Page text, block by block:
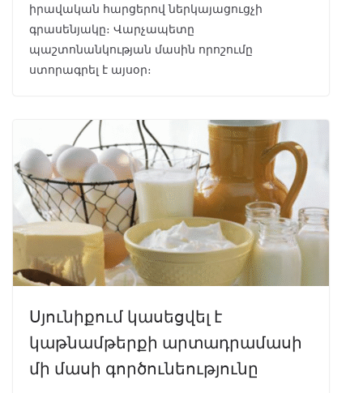
իրավական հարցերով ներկայացուցչի
գրասենյակը։ Վարչապետը
պաշտոնանկության մասին որոշումը
ստորագրել է այսօր։
Սյունիքում կասեցվել է
կաթնամթերքի արտադրամասի
մի մասի գործունեությունը